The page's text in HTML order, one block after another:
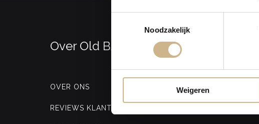
Noodzakelijk
Weigeren
Over Old BASICS
OVER ONS
REVIEWS KLANTEN